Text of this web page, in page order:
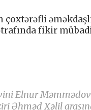
çoxtərəfli
fikir
Elnur Məmmədov
Əhməd Xəlil